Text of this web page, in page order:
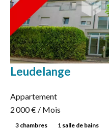
Leudelange
Appartement
2 000 € / Mois
3 chambres 1 salle de bains